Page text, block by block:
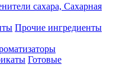
сахара, Сахарная
Прочие ингредиенты
Готовые